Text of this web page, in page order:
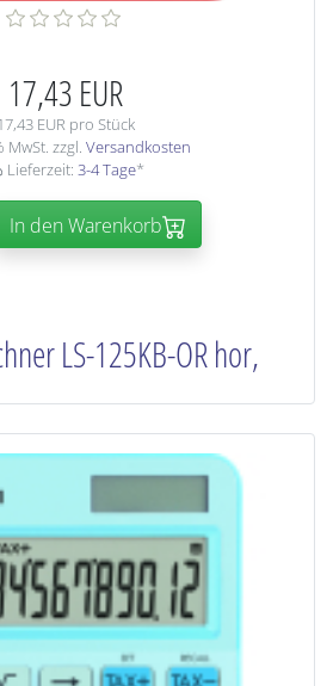
17,43 EUR
EUR pro Stück
MwSt. zzgl. Versandkosten
Lieferzeit: 3-4 Tage*
In den Warenkorb
LS-125KB-OR hor,